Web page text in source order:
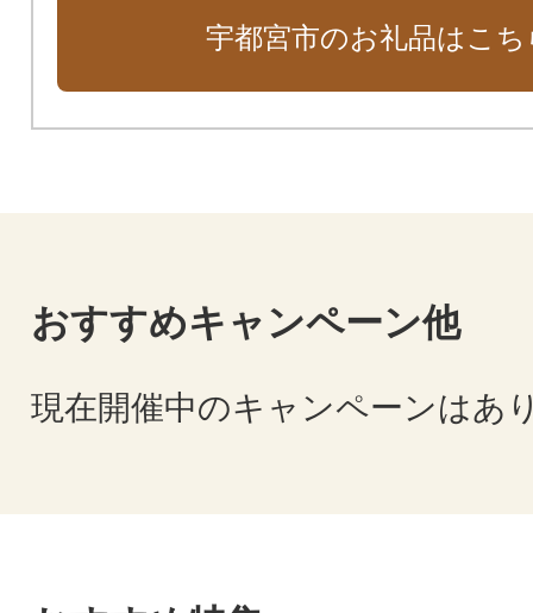
宇都宮市のお礼品はこち
おすすめキャンペーン他
現在開催中のキャンペーンはあ